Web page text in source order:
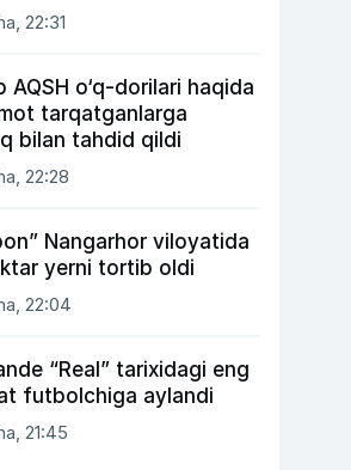
g‘alabani qo‘ldan
22:31
AQSH o‘q-dorilari haqida
tarqatganlarga
bilan tahdid qildi
22:28
Nangarhor viloyatida
yerni tortib oldi
22:04
“Real” tarixidagi eng
futbolchiga aylandi
21:45